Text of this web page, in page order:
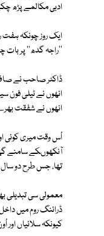
ادبی مکالمے پڑھ
ایک روز چونکہ ہفت
''راجہ گدھ'' پر بات
ڈاکٹر صاحب نے صاف
انھوں نے ٹیلی فون
انھوں نے شفقت
آنکھوںکے سامنے
تھا، جس طرح دو سال
ڈرائنگ روم میں
کیونکہ سلائیاں